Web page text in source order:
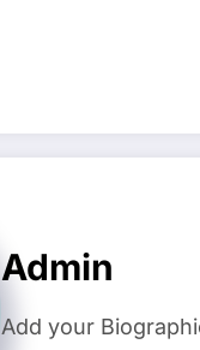
Admin
Add your